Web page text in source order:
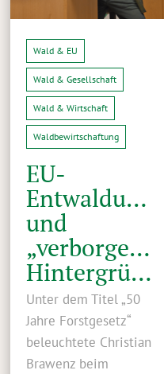
Wald & EU
Wald & Gesellschaft
Wald & Wirtschaft
Waldbewirtschaftung
EU-
und
„verborgene“
Hintergründe
Unter dem Titel „50
Jahre Forstgesetz“
beleuchtete Christian
Brawenz beim